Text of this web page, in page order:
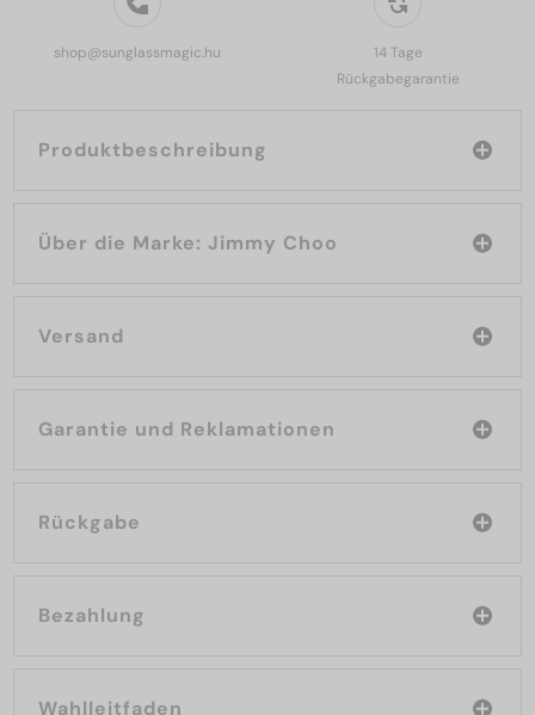
shop@sunglassmagic.hu
14 Tage
Rückgabegarantie
Produktbeschreibung
Über die Marke: Jimmy Choo
Versand
Garantie und Reklamationen
Rückgabe
Bezahlung
Wahlleitfaden